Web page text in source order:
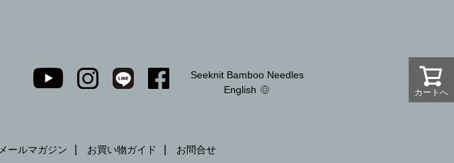
カートへ
Seeknit Bamboo Needles
English
メールマガジン お買い物ガイド お問合せ
カートへ